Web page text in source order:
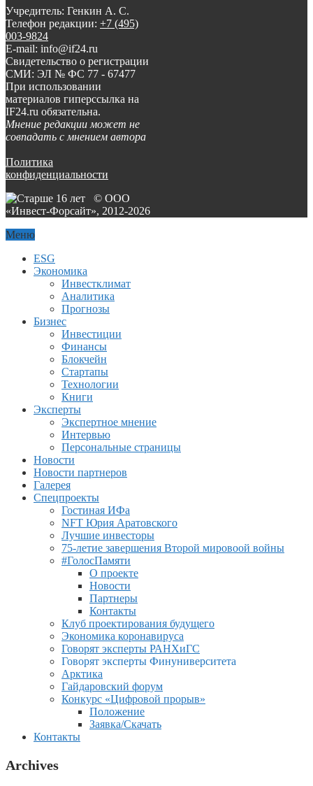
Учредитель: Генкин А. С.
Телефон редакции: +7 (495)
003-9824
E-mail: info@if24.ru
Свидетельство о регистрации
СМИ: ЭЛ № ФС 77 - 67477
При использовании
материалов гиперссылка на
IF24.ru обязательна.
Мнение редакции может не
совпадать с мнением автора
Политика
конфиденциальности
© ООО
«Инвест-Форсайт», 2012-2026
Меню
ESG
Экономика
Инвестклимат
Аналитика
Прогнозы
Бизнес
Инвестиции
Финансы
Блокчейн
Стартапы
Технологии
Книги
Эксперты
Экспертное мнение
Интервью
Персональные страницы
Новости
Новости партнеров
Галерея
Спецпроекты
Гостиная ИФа
NFT Юрия Аратовского
Лучшие инвесторы
75-летие завершения Второй мировоой войны
#ГолосПамяти
О проекте
Новости
Партнеры
Контакты
Клуб проектирования будущего
Экономика коронавируса
Говорят эксперты РАНХиГС
Говорят эксперты Финуниверситета
Арктика
Гайдаровский форум
Конкурс «Цифровой прорыв»
Положение
Заявка/Скачать
Контакты
Archives